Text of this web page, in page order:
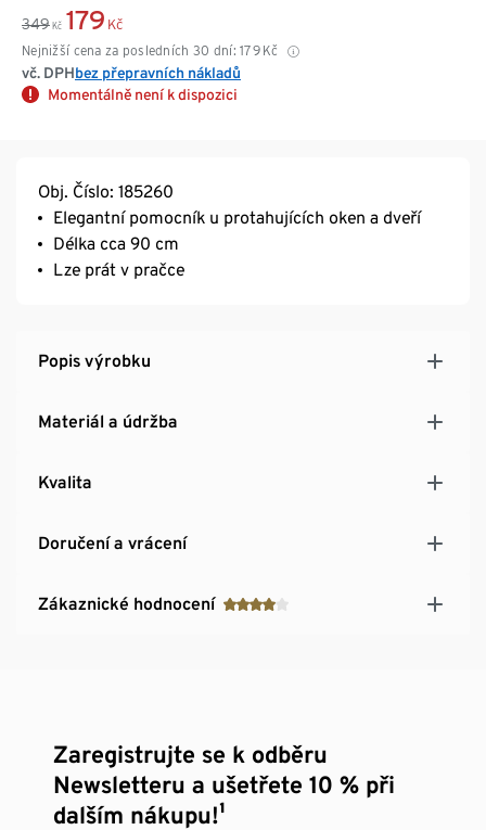
349 Kč 179 Kč
Nejnižší cena za posledních 30 dní: 179 Kč
vč. DPHbez přepravních nákladů
Momentálně není k dispozici
Obj. Číslo: 185260
Elegantní pomocník u protahujících oken a dveří
Délka cca 90 cm
Lze prát v pračce
Popis výrobku
Materiál a údržba
Kvalita
Doručení a vrácení
Zákaznické hodnocení
Zaregistrujte se k odběru
Newsletteru a ušetřete 10 % při
dalším nákupu!¹